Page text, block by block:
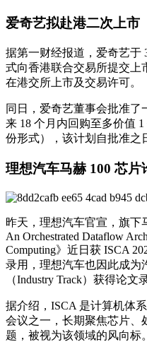
爱奇艺拟赴港二次上市
据第一财经报道，爱奇艺于
式向香港联合交易所提交上
在港交所上市及交易许可。
同日，爱奇艺董事会批准了
来 18 个月内回购至多价值
份形式），该计划自批准之
理想汽车马赫 100 芯片
昨天，理想汽车官宣，旗下
An Orchestrated Dataflow
Computing》近日获 ISCA
录用，理想汽车也因此成为
（Industry Track）获得论文
据介绍，ISCA 是计算机体
会议之一，长期聚焦芯片、
题，被视为该领域的风向标。